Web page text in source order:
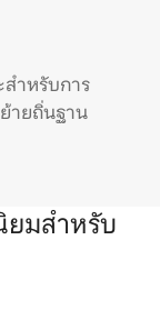
ำหรับการ
ายถิ่นฐาน
ยมสำหรับ